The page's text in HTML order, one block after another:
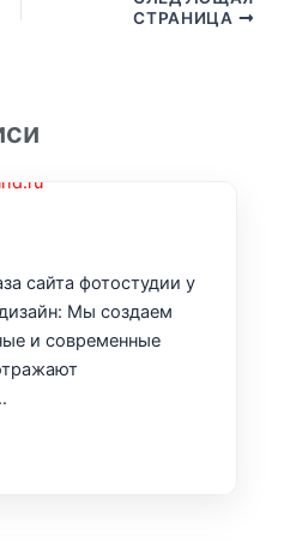
СТРАНИЦА
сайта фотостудии у
Мы создаем
и современные